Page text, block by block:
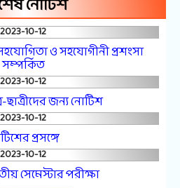
নোটিশ
2023-10-12
সহযোগিতা ও সহযোগীনী প্রশংসা
সম্পর্কিত
2023-10-12
ছাত্রীদের জন্য নোটিশ
2023-10-12
প্রসঙ্গে
2023-10-12
সেমেস্টার পরীক্ষা